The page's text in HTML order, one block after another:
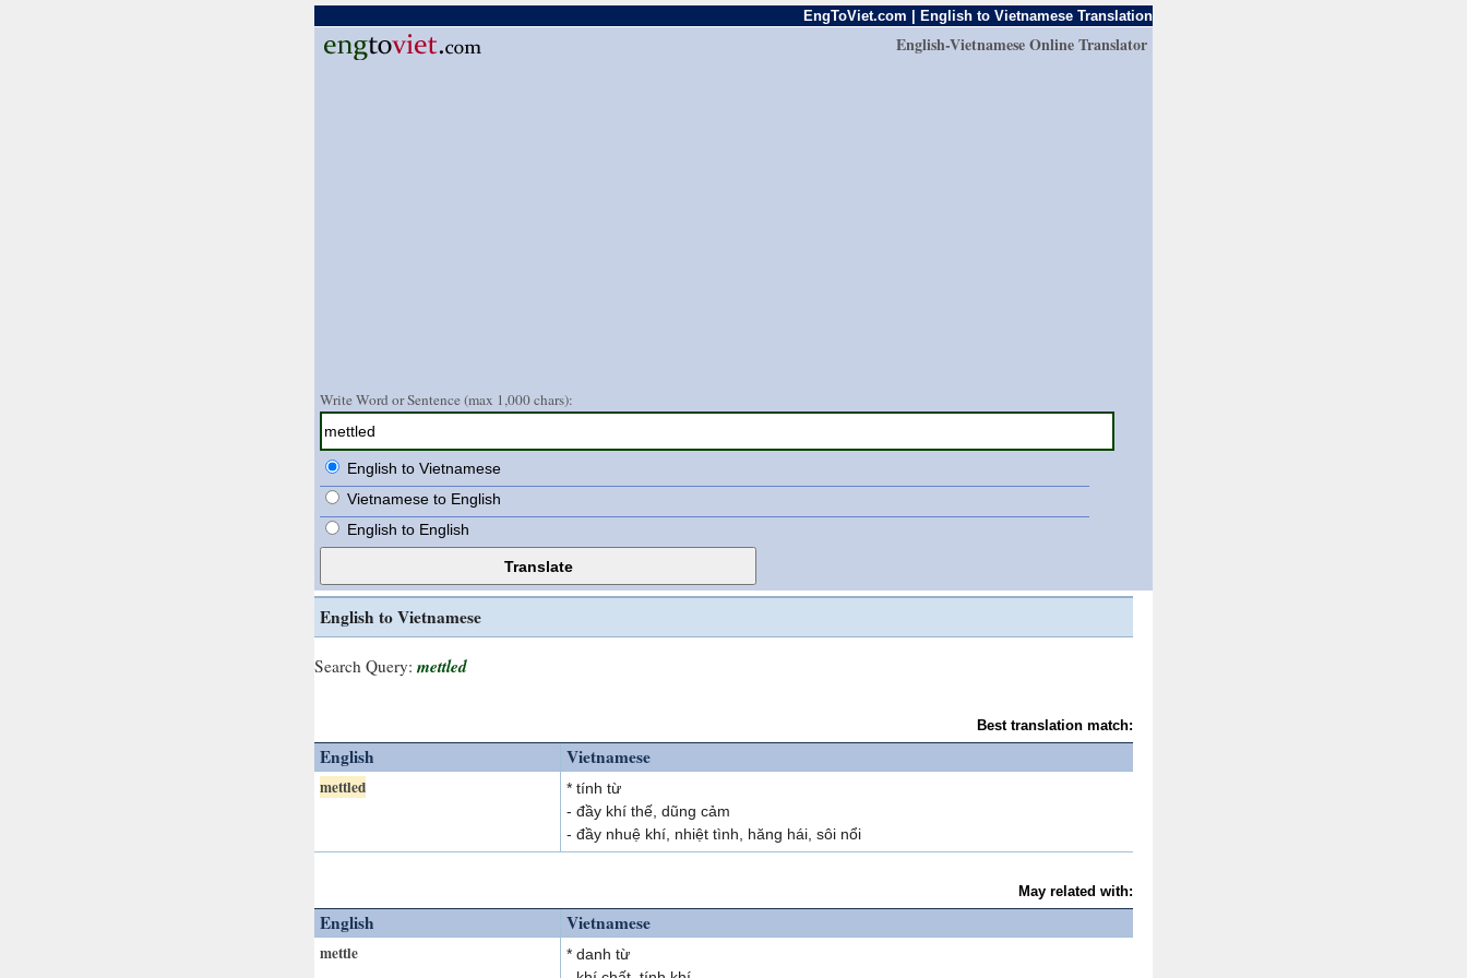
EngToViet.com | English to Vietnamese Translation
English-Vietnamese Online Translator
Write Word or Sentence (max 1,000 chars):
English to Vietnamese
Vietnamese to English
English to English
English to Vietnamese
Search Query: mettled
Best translation match:
English Vietnamese
mettled
* tính từ
- đầy khí thế, dũng cảm
- đầy nhuệ khí, nhiệt tình, hăng hái, sôi nổi
May related with:
English Vietnamese
mettle
* danh từ